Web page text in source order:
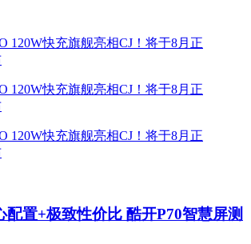
配置+极致性价比 酷开P70智慧屏测